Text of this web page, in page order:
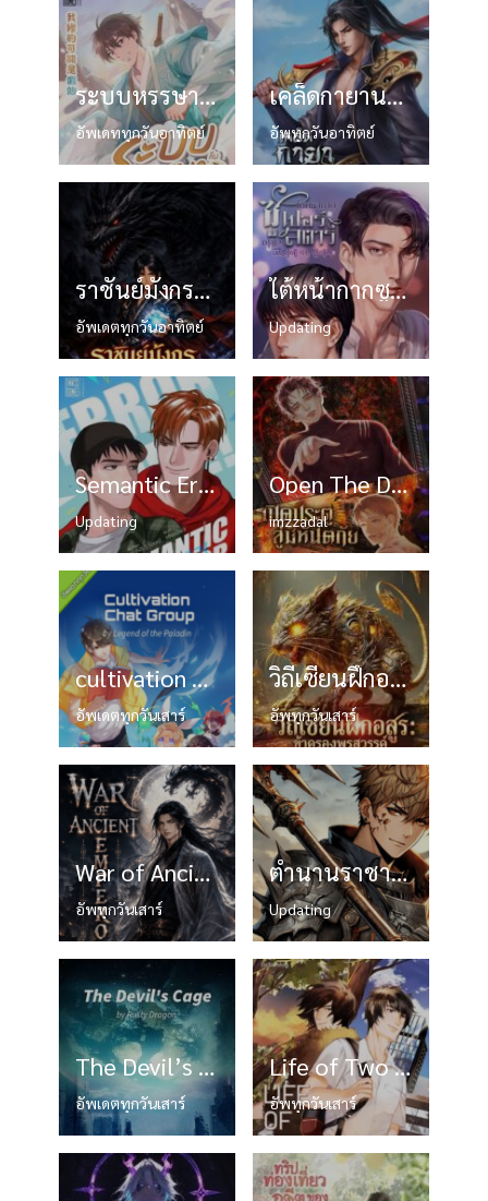
ระบบหรรษา กับข้าผู้บำเพ็ญเซียนปลอม
อัพเดททุกวันอาทิตย์
เคล็ดกายานวดารา
อัพทุกวันอาทิตย์
ราชันย์มังกรอสูรกลืนสวรรค์
อัพเดตทุกวันอาทิตย์
ใต้หน้ากากซูเปอร์สตาร์
Updating
Semantic Error ลอจิกของคุณมีปัญหานะครับ
Updating
Open The Door เปิดประตูสู่มหันตภัย
imzzadal
cultivation chat group ปล่อยให้เทพเขาคุยกัน
อัพเดตทุกวันเสาร์
วิถีเซียนฝึกอสูร: ข้าครองพรสวรรค์สัตว์เลี้ยง
อัพทุกวันเสาร์
War of Ancient Emperor
อัพทุกวันเสาร์
ตำนานราชาแห่งทหารรับจ้าง
Updating
The Devil’s Cage
อัพเดตทุกวันเสาร์
Life of Two World:ชีวิตสองโลก
อัพทุกวันเสาร์